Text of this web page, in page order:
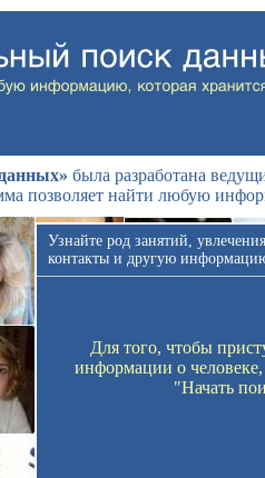
была разработана
позволяет найти любую
Узнайте род занятий,
контакты и другую
Для того, чтобы
информации о
"Начать